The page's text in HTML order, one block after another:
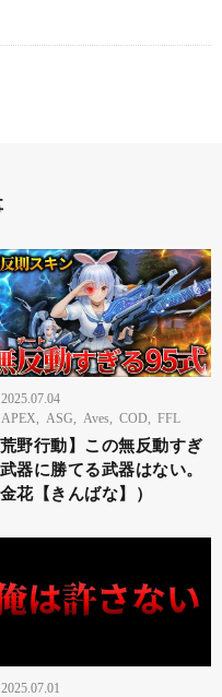
2025.07.04
APEX
ASG Aves COD FFL
荒野行動】この無反動すぎ
器に勝てる武器はない。
金花【きんばな】）
2025.07.01